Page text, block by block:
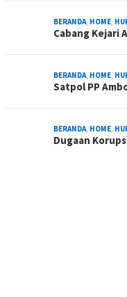
BERANDA, HOME,
Cabang Kejari
BERANDA, HOME,
Satpol PP
BERANDA, HOME,
Dugaan